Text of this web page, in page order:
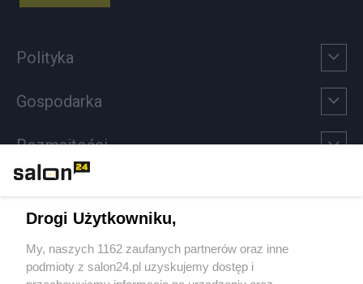
Polityka
Gospodarka
Rozmaitości
Sport
Społeczeństwo
Drogi Użytkowniku,
My, naszych 1162 zaufanych partnerów oraz inne
podmioty z salon24.pl uzyskujemy dostęp i